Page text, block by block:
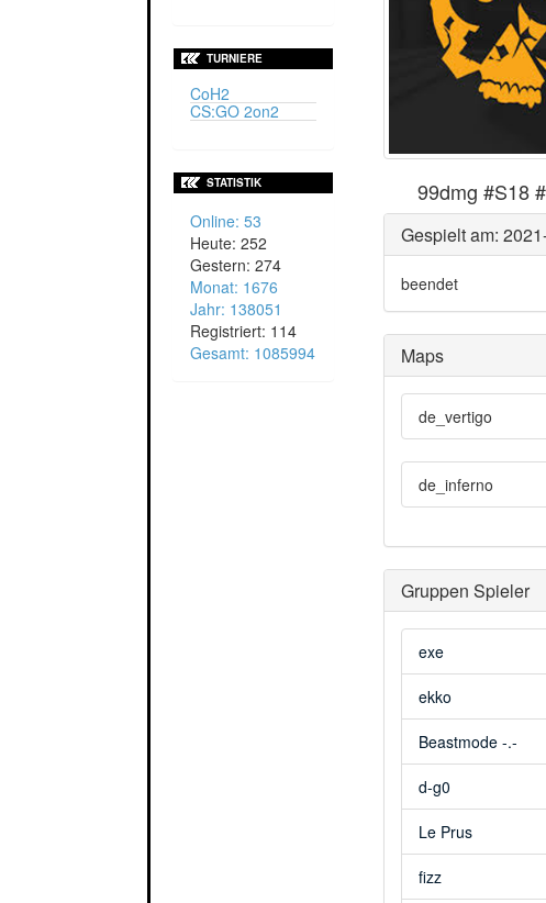
TURNIERE
CoH2
CS:GO 2on2
STATISTIK
Online: 53
Heute: 252
Gestern: 274
Monat: 1676
Jahr: 138051
Registriert: 114
Gesamt: 1085994
99dmg #S18
Gespielt am:
beendet
Maps
de_vertigo
de_inferno
Gruppen Spieler
exe
ekko
Beastmode -.-
d-g0
Le Prus
fizz